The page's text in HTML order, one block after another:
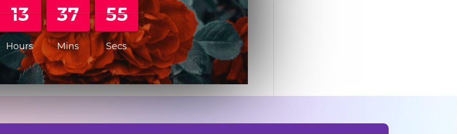
13
13
00
Hours
37
37
00
Mins
56
57
56
Secs